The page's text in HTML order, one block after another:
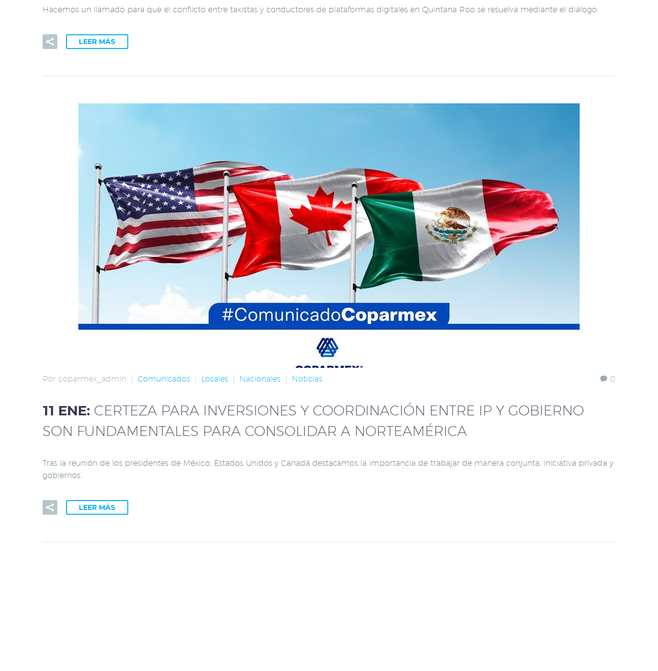
Hacemos un llamado para que el conflicto entre taxistas y conductores de plataformas digitales en Quintana Roo se resuelva mediante el diálogo.
LEER MÁS
0
Por coparmex_admin Comunicados Locales Nacionales Noticias
11 ENE: CERTEZA PARA INVERSIONES Y COORDINACIÓN ENTRE IP Y GOBIERNO
SON FUNDAMENTALES PARA CONSOLIDAR A NORTEAMÉRICA
Tras la reunión de los presidentes de México, Estados Unidos y Canadá destacamos la importancia de trabajar de manera conjunta, iniciativa privada y
gobiernos.
LEER MÁS